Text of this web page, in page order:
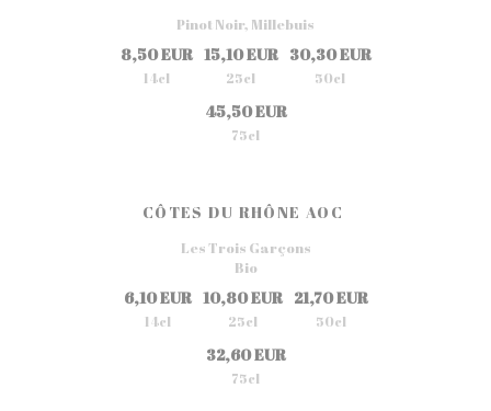
Pinot Noir, Millebuis
8,50 EUR
14cl
15,10 EUR
25cl
30,30 EUR
50cl
45,50 EUR
75cl
CÔTES DU RHÔNE AOC
Les Trois Garçons
Bio
6,10 EUR
14cl
10,80 EUR
25cl
21,70 EUR
50cl
32,60 EUR
75cl